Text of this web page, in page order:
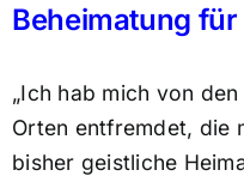
Beheimatung
„Ich hab mich von den
Orten entfremdet, die
bisher geistliche